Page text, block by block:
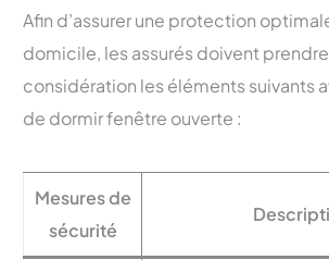
Afin d’assurer une protection
domicile, les assurés doivent
considération les éléments suivants
de dormir fenêtre ouverte :
Mesures de
sécurité